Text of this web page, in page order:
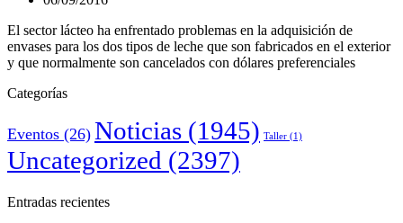
El sector lácteo ha enfrentado problemas en la adquisición de
envases para los dos tipos de leche que son fabricados en el exterior
y que normalmente son cancelados con dólares preferenciales
Categorías
Eventos (26) Noticias (1945) Taller (1)
Uncategorized (2397)
Entradas recientes